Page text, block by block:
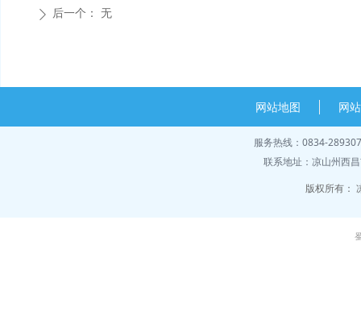
ꄲ 后一个： 无
网站地图 网
服务热线：0834-
联系地址：凉山州西
版权所有：